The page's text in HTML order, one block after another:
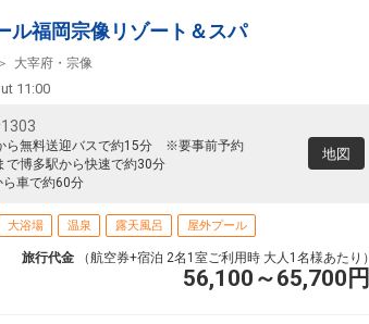
ル福岡宗像リゾート＆スパ
大宰府・宗像
11:00
ら無料送迎バスで約15分 ※要事前予約
で博多駅から快速で約30分
ら車で約60分
地図
大浴場 温泉 露天風呂 屋外プール
旅行代金 （航空券+宿泊 2名1室ご利用時 大人1名様あたり）
56,100～65,700 円